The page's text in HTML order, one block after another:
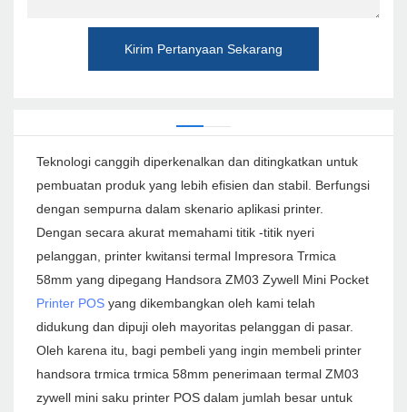
Kirim Pertanyaan Sekarang
Teknologi canggih diperkenalkan dan ditingkatkan untuk
pembuatan produk yang lebih efisien dan stabil. Berfungsi
dengan sempurna dalam skenario aplikasi printer.
Dengan secara akurat memahami titik -titik nyeri
pelanggan, printer kwitansi termal Impresora Trmica
58mm yang dipegang Handsora ZM03 Zywell Mini Pocket
Printer POS yang dikembangkan oleh kami telah
didukung dan dipuji oleh mayoritas pelanggan di pasar.
Oleh karena itu, bagi pembeli yang ingin membeli printer
handsora trmica trmica 58mm penerimaan termal ZM03
zywell mini saku printer POS dalam jumlah besar untuk